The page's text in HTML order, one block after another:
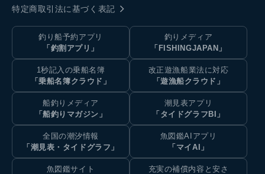
特定商取引法に基づく表記
釣り船予約アプリ
「釣割アプリ」
釣りメディア
「FISHINGJAPAN」
1秒記入の乗船名簿
「乗船名簿クラウド」
改正遊漁船業法に対応
「遊漁船クラウド」
船釣りメディア
「船釣りマガジン」
潮見表アプリ
「タイドグラフBI」
全国の潮汐情報
「潮見表・タイドグラフ」
魚図鑑AIアプリ
「マイAI」
魚図鑑サイト
充実の補償内容と安さ